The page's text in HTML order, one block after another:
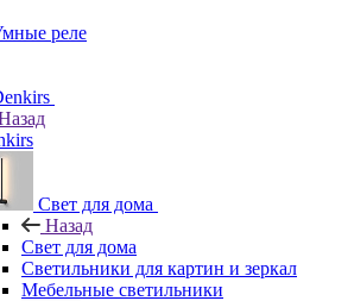
реле
Свет для дома
Назад
Свет для дома
Светильники для картин и зеркал
Мебельные светильники